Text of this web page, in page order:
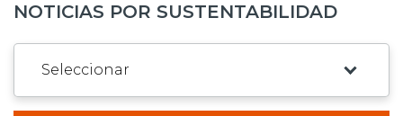
NOTICIAS POR SUSTENTABILIDAD